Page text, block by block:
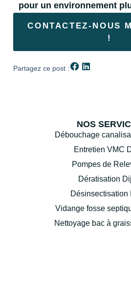
pour un environnement
CONTACTEZ-NOUS
!
Partagez ce post :
NOS
Débouchage
Entretien VMC
Pompes de
Dératisation
Désinsectisation
Vidange fosse
Nettoyage bac à